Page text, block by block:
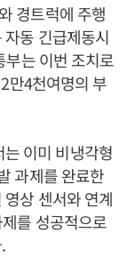
경트럭에 주행
동 긴급제동시
부는 이번 조치로
만4천여명의 부
이미 비냉각형
과제를 완료한
상 센서와 연계
를 성공적으로